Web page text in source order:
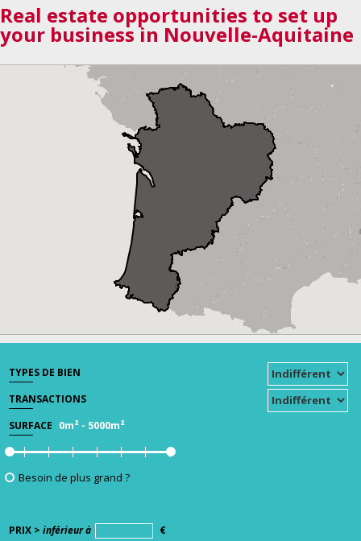
Real estate opportunities to set up
your business in Nouvelle-Aquitaine
TYPES DE BIEN
TRANSACTIONS
SURFACE 0m² - 5000m²
Besoin de plus grand ?
PRIX > inférieur à €